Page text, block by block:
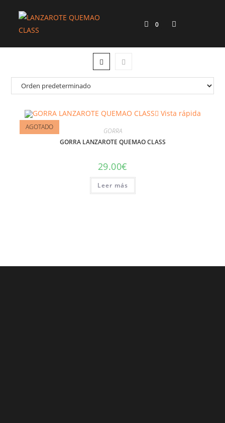
0
AGOTADO
Vista rápida
GORRA
GORRA LANZAROTE QUEMAO CLASS
29.00€
Leer más